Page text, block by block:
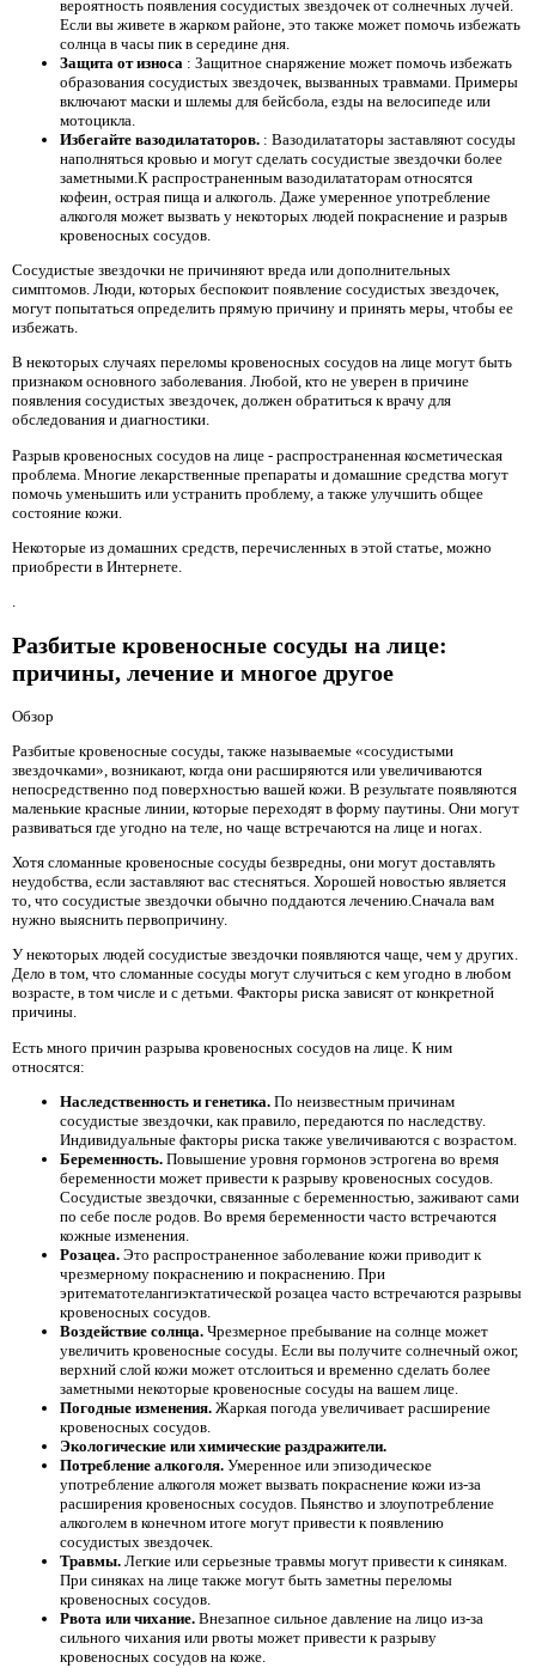
вероятность появления сосудистых звездочек от солнечных лучей.
Если вы живете в жарком районе, это также может помочь избежать
солнца в часы пик в середине дня.
Защита от износа : Защитное снаряжение может помочь избежать
образования сосудистых звездочек, вызванных травмами. Примеры
включают маски и шлемы для бейсбола, езды на велосипеде или
мотоцикла.
Избегайте вазодилататоров. : Вазодилататоры заставляют сосуды
наполняться кровью и могут сделать сосудистые звездочки более
заметными.К распространенным вазодилататорам относятся
кофеин, острая пища и алкоголь. Даже умеренное употребление
алкоголя может вызвать у некоторых людей покраснение и разрыв
кровеносных сосудов.
Сосудистые звездочки не причиняют вреда или дополнительных
симптомов. Люди, которых беспокоит появление сосудистых звездочек,
могут попытаться определить прямую причину и принять меры, чтобы ее
избежать.
В некоторых случаях переломы кровеносных сосудов на лице могут быть
признаком основного заболевания. Любой, кто не уверен в причине
появления сосудистых звездочек, должен обратиться к врачу для
обследования и диагностики.
Разрыв кровеносных сосудов на лице - распространенная косметическая
проблема. Многие лекарственные препараты и домашние средства могут
помочь уменьшить или устранить проблему, а также улучшить общее
состояние кожи.
Некоторые из домашних средств, перечисленных в этой статье, можно
приобрести в Интернете.
.
Разбитые кровеносные сосуды на лице:
причины, лечение и многое другое
Обзор
Разбитые кровеносные сосуды, также называемые «сосудистыми
звездочками», возникают, когда они расширяются или увеличиваются
непосредственно под поверхностью вашей кожи. В результате появляются
маленькие красные линии, которые переходят в форму паутины. Они могут
развиваться где угодно на теле, но чаще встречаются на лице и ногах.
Хотя сломанные кровеносные сосуды безвредны, они могут доставлять
неудобства, если заставляют вас стесняться. Хорошей новостью является
то, что сосудистые звездочки обычно поддаются лечению.Сначала вам
нужно выяснить первопричину.
У некоторых людей сосудистые звездочки появляются чаще, чем у других.
Дело в том, что сломанные сосуды могут случиться с кем угодно в любом
возрасте, в том числе и с детьми. Факторы риска зависят от конкретной
причины.
Есть много причин разрыва кровеносных сосудов на лице. К ним
относятся:
Наследственность и генетика. По неизвестным причинам
сосудистые звездочки, как правило, передаются по наследству.
Индивидуальные факторы риска также увеличиваются с возрастом.
Беременность. Повышение уровня гормонов эстрогена во время
беременности может привести к разрыву кровеносных сосудов.
Сосудистые звездочки, связанные с беременностью, заживают сами
по себе после родов. Во время беременности часто встречаются
кожные изменения.
Розацеа. Это распространенное заболевание кожи приводит к
чрезмерному покраснению и покраснению. При
эритематотелангиэктатической розацеа часто встречаются разрывы
кровеносных сосудов.
Воздействие солнца. Чрезмерное пребывание на солнце может
увеличить кровеносные сосуды. Если вы получите солнечный ожог,
верхний слой кожи может отслоиться и временно сделать более
заметными некоторые кровеносные сосуды на вашем лице.
Погодные изменения. Жаркая погода увеличивает расширение
кровеносных сосудов.
Экологические или химические раздражители.
Потребление алкоголя. Умеренное или эпизодическое
употребление алкоголя может вызвать покраснение кожи из-за
расширения кровеносных сосудов. Пьянство и злоупотребление
алкоголем в конечном итоге могут привести к появлению
сосудистых звездочек.
Травмы. Легкие или серьезные травмы могут привести к синякам.
При синяках на лице также могут быть заметны переломы
кровеносных сосудов.
Рвота или чихание. Внезапное сильное давление на лицо из-за
сильного чихания или рвоты может привести к разрыву
кровеносных сосудов на коже.